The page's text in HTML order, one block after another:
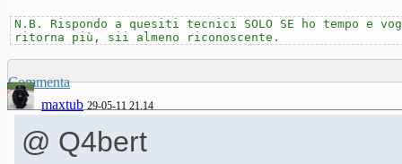
N.B. Rispondo a quesiti tecnici SOLO SE ho tempo e
ritorna più, sii almeno riconoscente.
Commenta
maxtub 29-05-11 21.14
@ Q4bert